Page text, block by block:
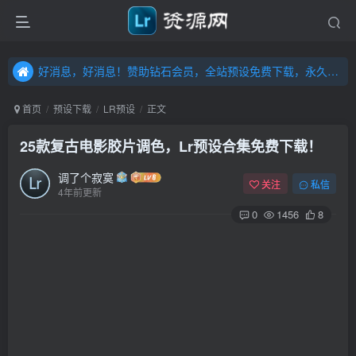
好消息，好消息！赞助钻石会员，全站预设免费下载，永久钻石会员，”送“万元超值资源，内容丰富，容量高达20T，不断更新！点击进入……
好消息，好消息！赞助钻石会员，全站预设免费下载，永久钻石会员，”送“万元超值资源，内容丰富，容量高达20T，不断更新！点击进入……
首页 预设下载 LR预设 正文
25款复古电影胶片调色，Lr预设合集免费下载！
调了个寂寞
4年前更新
关注 私信
0 1456 8